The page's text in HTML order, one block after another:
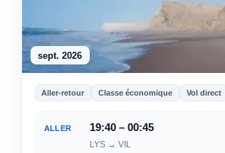
sept. 2026
Aller-retour Classe économique Vol direct
ALLER 19:40 – 00:45
LYS → VIL